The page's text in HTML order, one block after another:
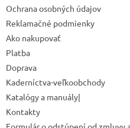
Ochrana osobných údajov
Reklamačné podmienky
Ako nakupovať
Platba
Doprava
Kaderníctva-veľkoobchody
Katalógy a manuály|
Kontakty